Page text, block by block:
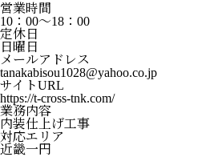
営業時間
10：00～18：00
定休日
日曜日
メールアドレス
tanakabisou1028@yahoo.co.jp
サイトURL
https://t-cross-tnk.com/
業務内容
内装仕上げ工事
対応エリア
近畿一円